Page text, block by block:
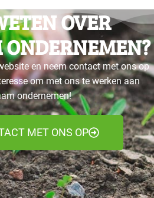
OVER
en neem contact met ons op
om met ons te werken aan
ondernemen!
MET ONS OP